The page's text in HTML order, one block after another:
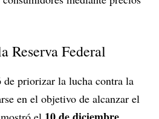
Reserva Federal
de priorizar la lucha contra la
en el objetivo de alcanzar el